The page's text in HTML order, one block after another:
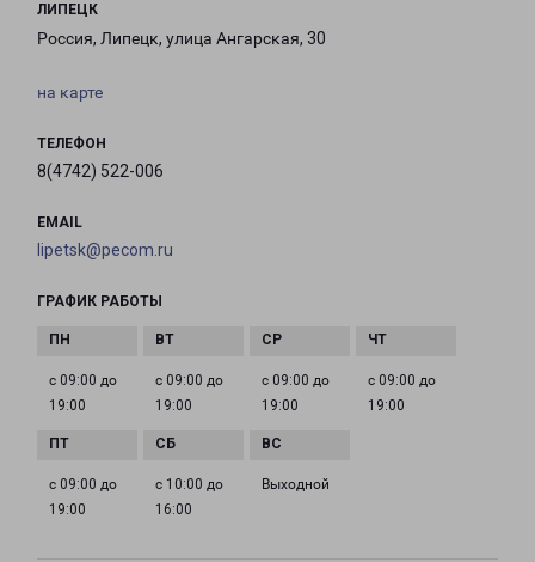
ЛИПЕЦК
Россия, Липецк, улица Ангарская, 30
на карте
ТЕЛЕФОН
8(4742) 522-006
EMAIL
lipetsk@pecom.ru
ГРАФИК РАБОТЫ
с 09:00 до
19:00
с 09:00 до
19:00
с 09:00 до
19:00
с 09:00 до
19:00
с 09:00 до
19:00
с 10:00 до
16:00
Выходной